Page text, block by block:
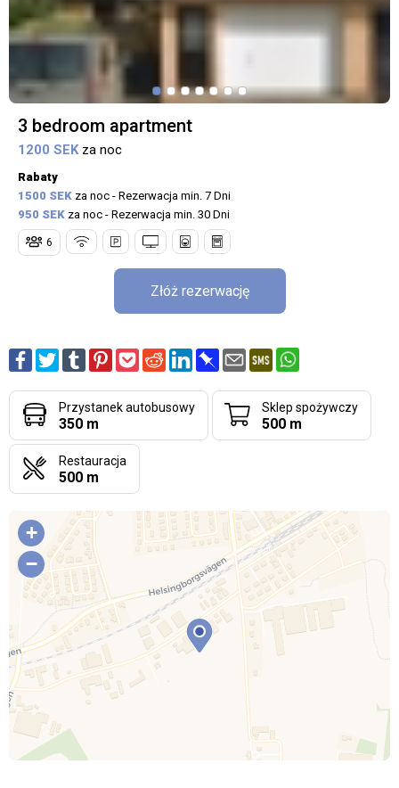
3 bedroom apartment
1200 SEK za noc
Rabaty
1500 SEK za noc - Rezerwacja min. 7 Dni
950 SEK za noc - Rezerwacja min. 30 Dni
6
Złóż rezerwację
Przystanek autobusowy
350 m
Sklep spożywczy
500 m
Restauracja
500 m
+
−